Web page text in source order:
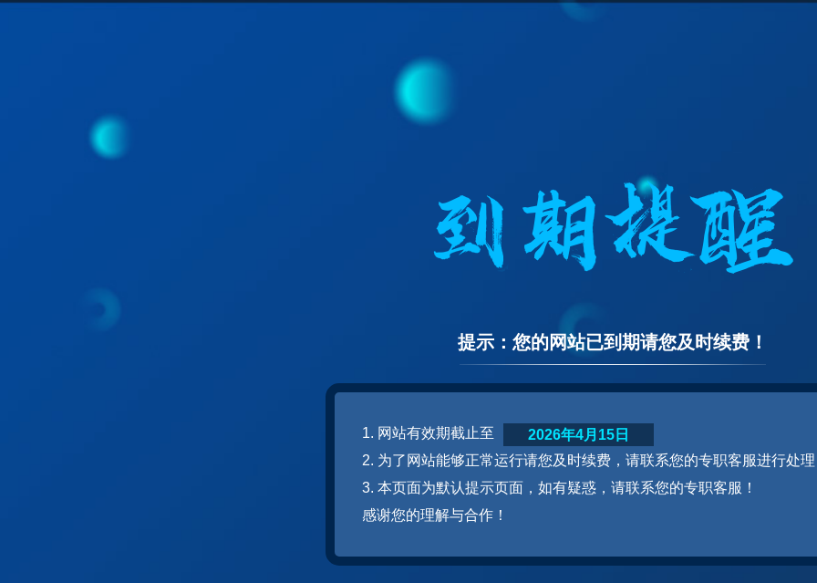
提示：您的网站已到期请您及时续费！
1. 网站有效期截止至
2. 为了网站能够正常运行请您及时续费，请联系您的专职客服进行处
3. 本页面为默认提示页面，如有疑惑，请联系您的专职客服！
感谢您的理解与合作！
2026年4月15日